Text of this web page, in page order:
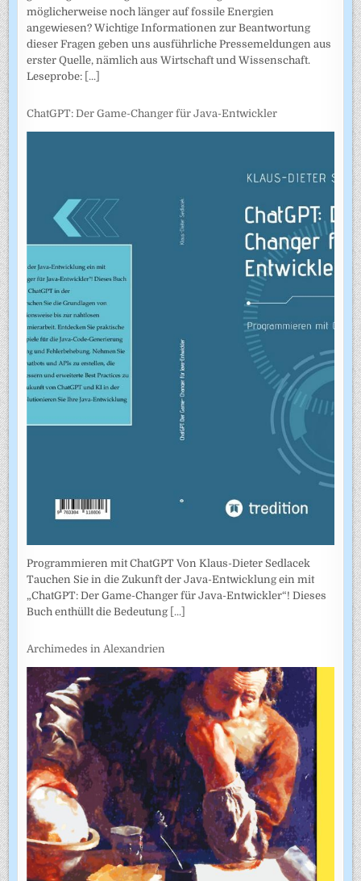
möglicherweise noch länger auf fossile Energien
angewiesen? Wichtige Informationen zur Beantwortung
dieser Fragen geben uns ausführliche Pressemeldungen aus
erster Quelle, nämlich aus Wirtschaft und Wissenschaft.
Leseprobe: [...]
ChatGPT: Der Game-Changer für Java-Entwickler
Programmieren mit ChatGPT Von Klaus-Dieter Sedlacek
Tauchen Sie in die Zukunft der Java-Entwicklung ein mit
„ChatGPT: Der Game-Changer für Java-Entwickler“! Dieses
Buch enthüllt die Bedeutung [...]
Archimedes in Alexandrien